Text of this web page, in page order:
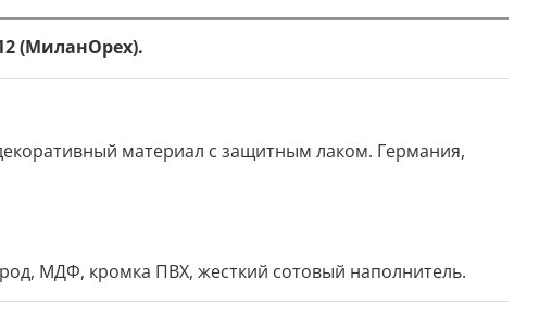
(МиланОрех).
материал с защитным лаком. Германия,
МДФ, кромка ПВХ, жесткий сотовый наполнитель.